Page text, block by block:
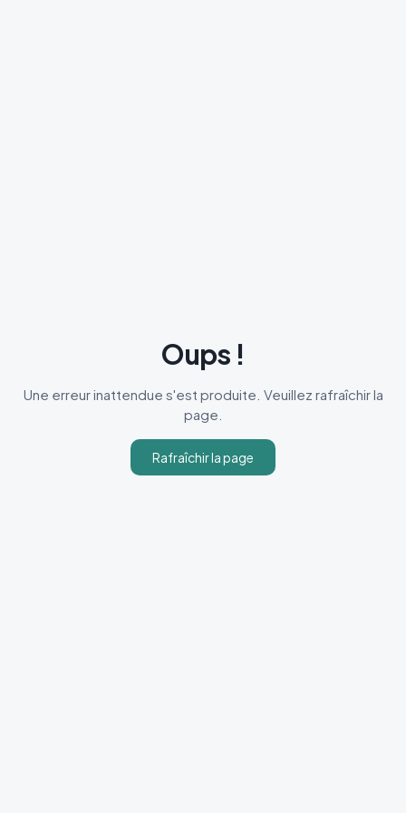
Oups !
Une erreur inattendue s'est produite. Veuillez rafraîchir la
page.
Rafraîchir la page